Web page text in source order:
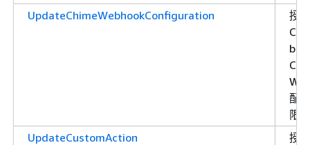
UpdateChimeWebhookConfiguration
授
bot
配
限
UpdateCustomAction
授